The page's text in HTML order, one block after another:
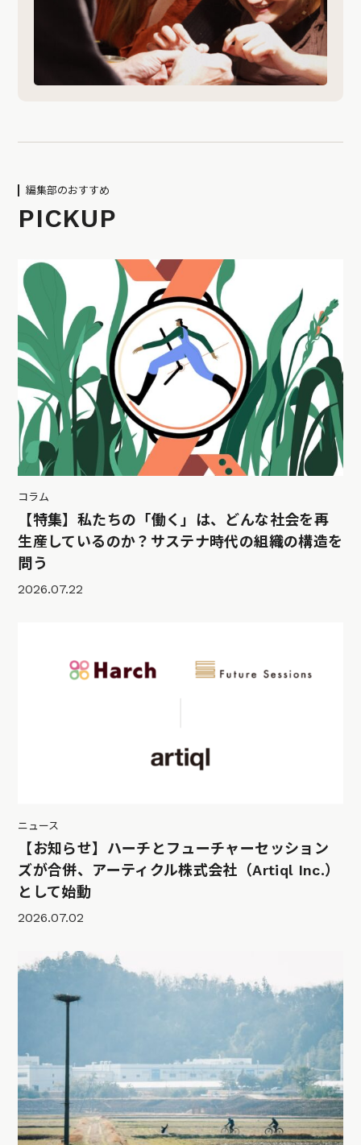
編集部のおすすめ
PICKUP
コラム
【特集】私たちの「働く」は、どんな社会を再
生産しているのか？サステナ時代の組織の構造を
問う
2026.07.22
ニュース
【お知らせ】ハーチとフューチャーセッション
ズが合併、アーティクル株式会社（Artiql Inc.）
として始動
2026.07.02